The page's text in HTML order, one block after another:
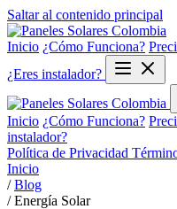
Saltar al contenido principal
Inicio ¿Cómo Funciona?
¿Eres instalador?
Inicio ¿Cómo Funciona?
instalador?
Política de Privacidad
Inicio
/ Blog
/ Energía Solar